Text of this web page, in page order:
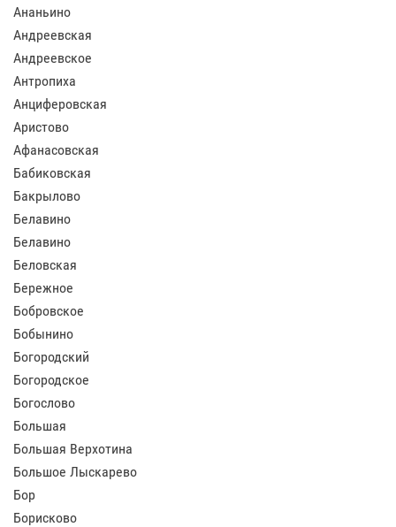
Ананьино
Андреевская
Андреевское
Антропиха
Анциферовская
Аристово
Афанасовская
Бабиковская
Бакрылово
Белавино
Белавино
Беловская
Бережное
Бобровское
Бобынино
Богородский
Богородское
Богослово
Большая
Большая Верхотина
Большое Лыскарево
Бор
Борисково